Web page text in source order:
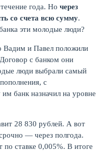
года. Но через
со счета всю сумму.
эти молодые люди?
Вадим и Павел положили
с банком они
люди выбрали самый
с
банк назначил на уровне
28 830 рублей. А вот
— через полгода.
по ставке 0,005%. В итоге